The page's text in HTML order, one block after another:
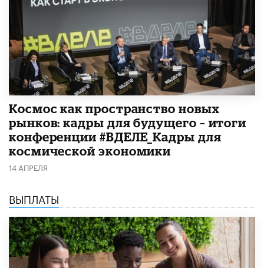
Космос как пространство новых
рынков: кадры для будущего – итоги
конференции #ВДЕЛЕ_Кадры для
космической экономики
14 АПРЕЛЯ
ВЫПЛАТЫ